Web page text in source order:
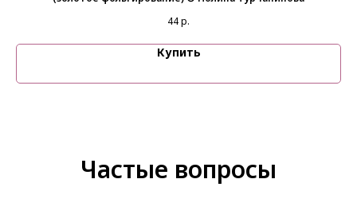
44р.
Купить
Частые вопросы